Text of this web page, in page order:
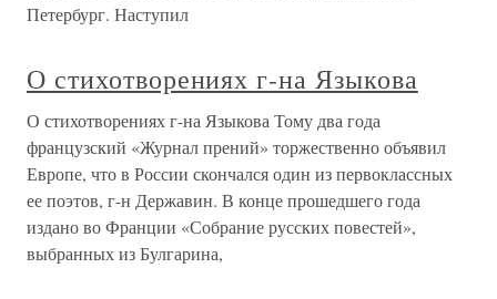
Петербург. Наступил
О стихотворениях г-на Языкова
О стихотворениях г-на Языкова Тому два года
французский «Журнал прений» торжественно объявил
Европе, что в России скончался один из первоклассных
ее поэтов, г-н Державин. В конце прошедшего года
издано во Франции «Собрание русских повестей»,
выбранных из Булгарина,